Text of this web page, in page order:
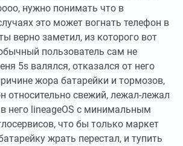
нужно понимать что в
это может вогнать телефон в
верно заметил, из которого вот
пользователь сам не
5s валялся, отказался от него
жора батарейки и тормозов,
относительно свежий, лежал-лежал
него lineageOS с минимальным
что бы только маркет
жрать перестал, и тупить